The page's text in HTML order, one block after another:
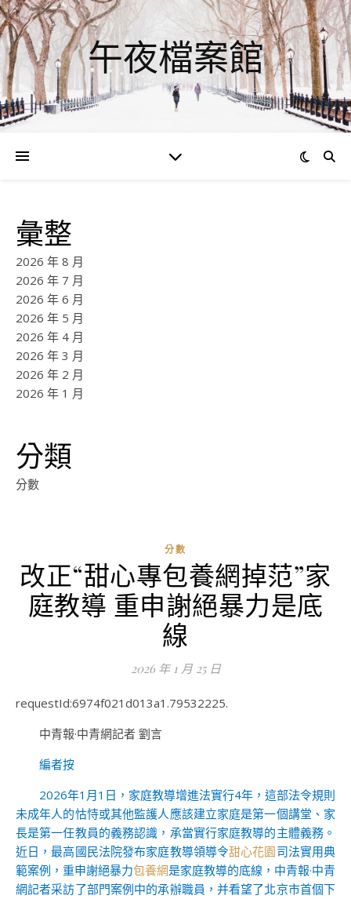
午夜檔案館
彙整
2026 年 8 月
2026 年 7 月
2026 年 6 月
2026 年 5 月
2026 年 4 月
2026 年 3 月
2026 年 2 月
2026 年 1 月
分類
分數
分數
改正“甜心專包養網掉范”家
庭教導 重申謝絕暴力是底
線
2026 年 1 月 25 日
requestId:6974f021d013a1.79532225.
中青報·中青網記者 劉言
編者按
2026年1月1日，家庭教導增進法實行4年，這部法令規則
未成年人的怙恃或其他監護人應該建立家庭是第一個講堂、家
長是第一任教員的義務認識，承當實行家庭教導的主體義務。
近日，最高國民法院發布家庭教導領導令甜心花園司法實用典
範案例，重申謝絕暴力包養網是家庭教導的底線，中青報·中青
網記者采訪了部門案例中的承辦職員，并看望了北京市首個下